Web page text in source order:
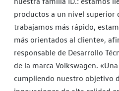
productos a un nivel superior
trabajamos más rápido,
más orientados al cliente»,
responsable de Desarrollo
de la marca Volkswagen.
cumpliendo nuestro objetivo